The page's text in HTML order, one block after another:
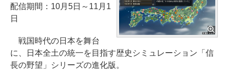
配信期間：10月5日～11月1
日
戦国時代の日本を舞台
に、日本全土の統一を目指す歴史シミュレーション「信
長の野望」シリーズの進化版。